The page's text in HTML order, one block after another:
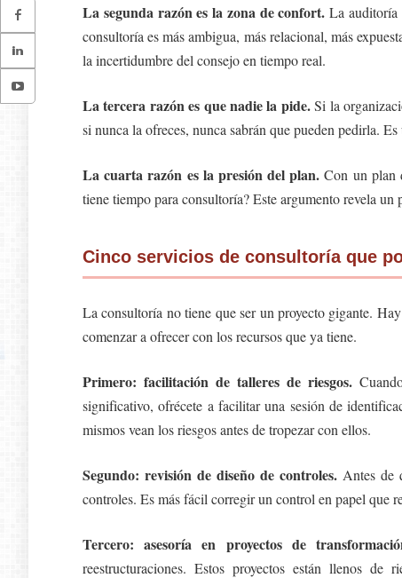
La segunda razón es la zona de confort. La auditoría
consultoría es más ambigua, más relacional, más
la incertidumbre del consejo en tiempo real.
La tercera razón es que nadie la pide.Si la
si nunca la ofreces, nunca sabrán que pueden pedirla.
La cuarta razón es la presión del plan. Con un plan
tiene tiempo para consultoría? Este argumento revela
Cinco servicios de consultoría que
La consultoría no tiene que ser un proyecto gigante.
comenzar a ofrecer con los recursos que ya tiene.
Primero: facilitación de talleres de riesgos.
significativo, ofrécete a facilitar una sesión de
mismos vean los riesgos antes de tropezar con ellos.
Segundo: revisión de diseño de controles. Antes de
controles. Es más fácil corregir un control en papel que
Tercero: asesoría en proyectos de
reestructuraciones. Estos proyectos están llenos de